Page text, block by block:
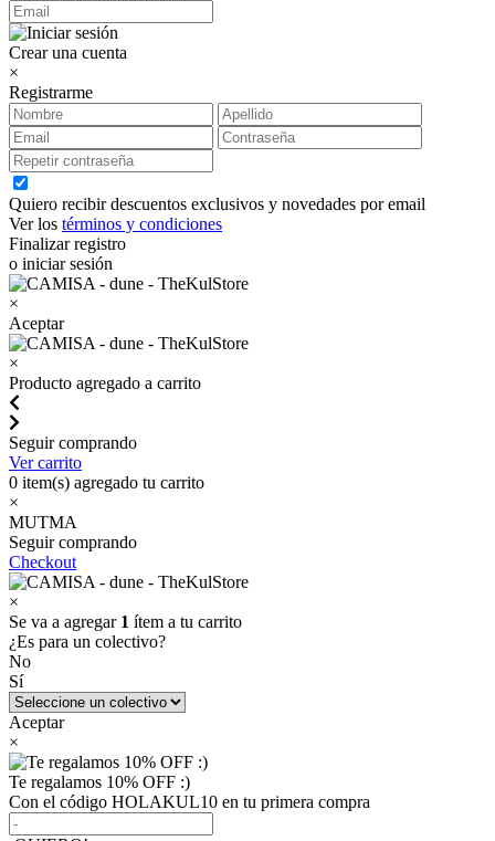
Crear una cuenta
×
Registrarme
Quiero recibir descuentos exclusivos y novedades por email
Ver los términos y condiciones
Finalizar registro
o iniciar sesión
×
Aceptar
×
Producto agregado a carrito
Seguir comprando
Ver carrito
0 item(s) agregado tu carrito
×
MUTMA
Seguir comprando
Checkout
×
Se va a agregar 1 ítem a tu carrito
¿Es para un colectivo?
No
Sí
Aceptar
×
Te regalamos 10% OFF :)
Con el código HOLAKUL10 en tu primera compra